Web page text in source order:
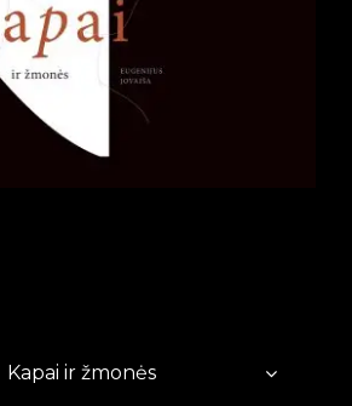
Kapai ir žmonės